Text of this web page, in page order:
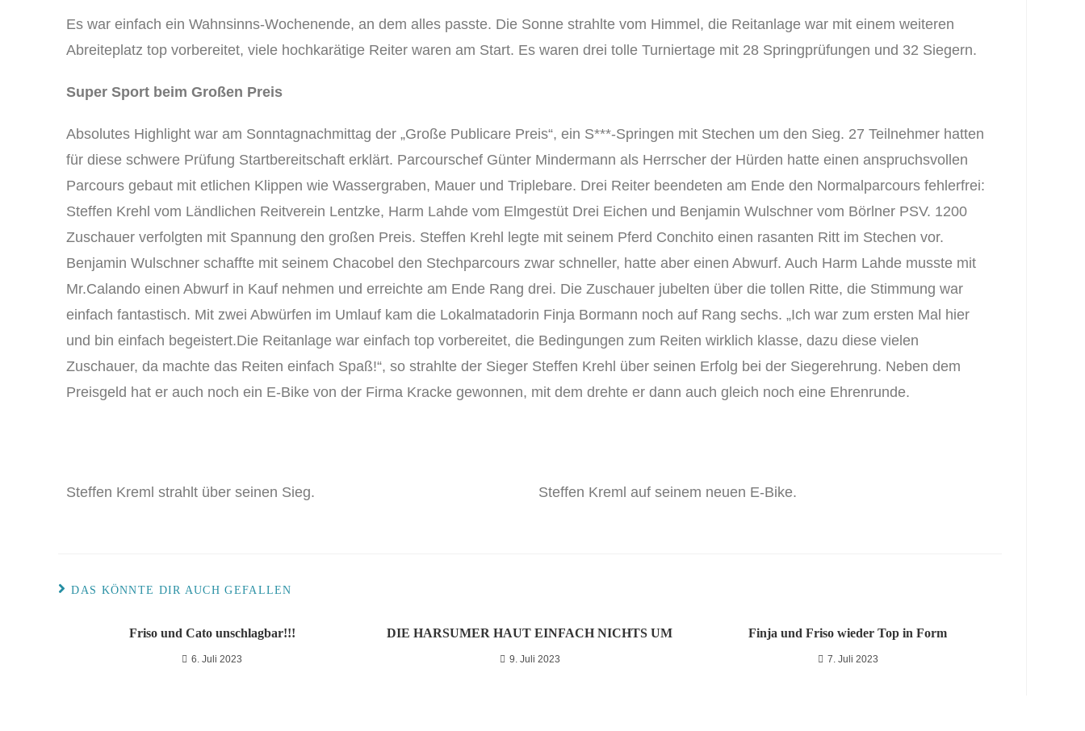
Es war einfach ein Wahnsinns-Wochenende, an dem alles passte. Die Sonne strahlte vom Himmel, die Reitanlage war mit einem weiteren
Abreiteplatz top vorbereitet, viele hochkarätige Reiter waren am Start. Es waren drei tolle Turniertage mit 28 Springprüfungen und 32 Siegern.
Super Sport beim Großen Preis
Absolutes Highlight war am Sonntagnachmittag der „Große Publicare Preis“, ein S***-Springen mit Stechen um den Sieg. 27 Teilnehmer hatten
für diese schwere Prüfung Startbereitschaft erklärt. Parcourschef Günter Mindermann als Herrscher der Hürden hatte einen anspruchsvollen
Parcours gebaut mit etlichen Klippen wie Wassergraben, Mauer und Triplebare. Drei Reiter beendeten am Ende den Normalparcours fehlerfrei:
Steffen Krehl vom Ländlichen Reitverein Lentzke, Harm Lahde vom Elmgestüt Drei Eichen und Benjamin Wulschner vom Börlner PSV. 1200
Zuschauer verfolgten mit Spannung den großen Preis. Steffen Krehl legte mit seinem Pferd Conchito einen rasanten Ritt im Stechen vor.
Benjamin Wulschner schaffte mit seinem Chacobel den Stechparcours zwar schneller, hatte aber einen Abwurf. Auch Harm Lahde musste mit
Mr.Calando einen Abwurf in Kauf nehmen und erreichte am Ende Rang drei. Die Zuschauer jubelten über die tollen Ritte, die Stimmung war
einfach fantastisch. Mit zwei Abwürfen im Umlauf kam die Lokalmatadorin Finja Bormann noch auf Rang sechs. „Ich war zum ersten Mal hier
und bin einfach begeistert.Die Reitanlage war einfach top vorbereitet, die Bedingungen zum Reiten wirklich klasse, dazu diese vielen
Zuschauer, da machte das Reiten einfach Spaß!“, so strahlte der Sieger Steffen Krehl über seinen Erfolg bei der Siegerehrung. Neben dem
Preisgeld hat er auch noch ein E-Bike von der Firma Kracke gewonnen, mit dem drehte er dann auch gleich noch eine Ehrenrunde.
Steffen Kreml strahlt über seinen Sieg. Steffen Kreml auf seinem neuen E-Bike.
DAS KÖNNTE DIR AUCH GEFALLEN
Friso und Cato unschlagbar!!!
6. Juli 2023
DIE HARSUMER HAUT EINFACH NICHTS UM
9. Juli 2023
Finja und Friso wieder Top in Form
7. Juli 2023